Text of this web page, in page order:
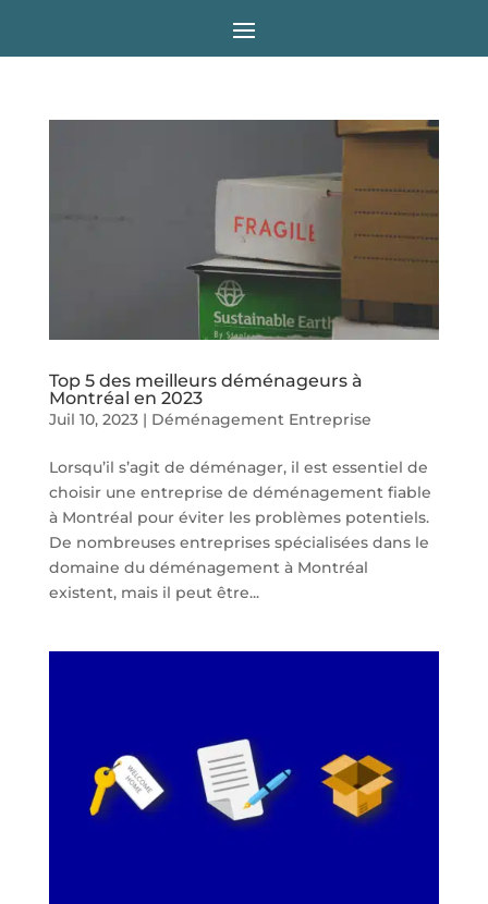
Top 5 des meilleurs déménageurs à
Montréal en 2023
Juil 10, 2023| Déménagement Entreprise
Lorsqu’il s’agit de déménager, il est essentiel de
choisir une entreprise de déménagement fiable
à Montréal pour éviter les problèmes potentiels.
De nombreuses entreprises spécialisées dans le
domaine du déménagement à Montréal
existent, mais il peut être...